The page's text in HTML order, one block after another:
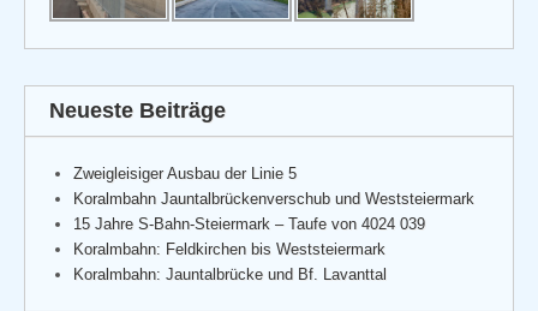
Neueste Beiträge
Zweigleisiger Ausbau der Linie 5
Koralmbahn Jauntalbrückenverschub und Weststeiermark
15 Jahre S-Bahn-Steiermark – Taufe von 4024 039
Koralmbahn: Feldkirchen bis Weststeiermark
Koralmbahn: Jauntalbrücke und Bf. Lavanttal